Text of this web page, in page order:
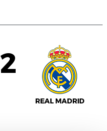
2
REAL MADRID